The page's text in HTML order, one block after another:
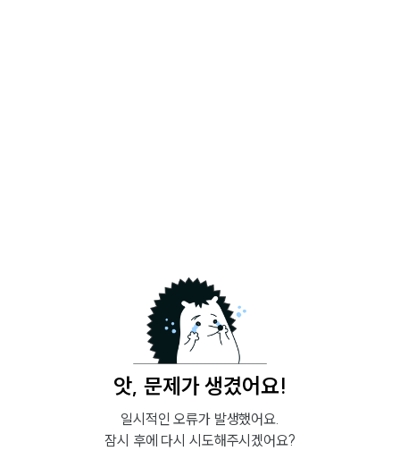
앗, 문제가 생겼어요!
일시적인 오류가 발생했어요.
잠시 후에 다시 시도해주시겠어요?